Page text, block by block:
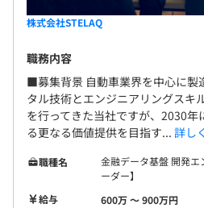
株式会社STELAQ
職務内容
■募集背景 自動車業界を中心に製
タル技術とエンジニアリングスキ
を行ってきた当社ですが、2030
る更なる価値提供を目指す... 詳し
職種名
金融データ基盤 開発エ
ーダー】
給与
600万 〜 900万円